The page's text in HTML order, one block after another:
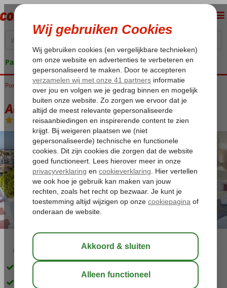
Pakketgarantie
Home
Portugal Algarve Albufeira Albufeira Sol
Albufeira Sol
Logies-Appartement
02:45
Fantastisch zandstrand op loopafstand
Ca. 250 meter van de Strip